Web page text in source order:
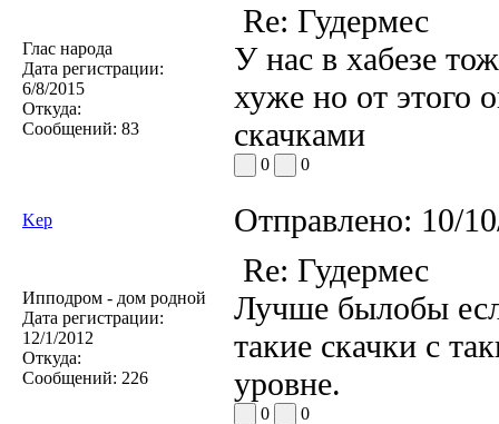
Глас народа
Дата регистрации:
6/8/2015
Откуда:
Сообщений: 83
Re: Гудермес
У нас в хабезе
хуже но от этого
скачками
0 0
Kep Отправлено: 10/
Ипподром - дом родной
Дата регистрации:
12/1/2012
Откуда:
Сообщений: 226
Re: Гудермес
Лучше былобы
такие скачки с
уровне.
0 0